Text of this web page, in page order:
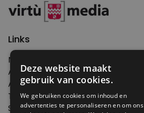
Links
Nieuws
Artikelen
Agenda
Thema's
Shop
Deze website maakt
gebruik van cookies.
We gebruiken cookies om inhoud en
advertenties te personaliseren en om ons